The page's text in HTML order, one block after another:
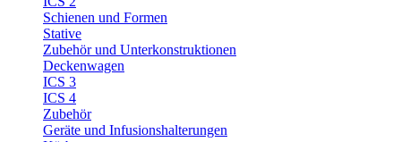
Schienen und Formen
Stative
Zubehör und Unterkonstruktionen
Deckenwagen
ICS 3
ICS 4
Zubehör
Geräte und Infusionshalterungen